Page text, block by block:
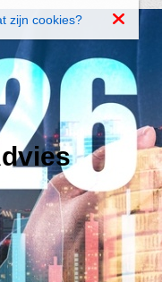
zijn cookies?